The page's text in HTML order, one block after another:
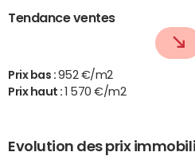
Tendance ventes
Prix bas : 952 €/m2
Prix haut :
1 570 €/m2
Evolution des prix